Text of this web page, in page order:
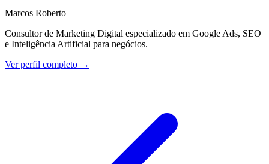
Marcos Roberto
Consultor de Marketing Digital especializado em Google Ads, SEO
e Inteligência Artificial para negócios.
Ver perfil completo →